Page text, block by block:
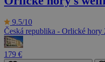
9.5/10
Česká republika - Orlické hory
179 €